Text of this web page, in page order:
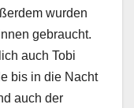
wurden
gebraucht.
auch Tobi
bis in die Nacht
auch der